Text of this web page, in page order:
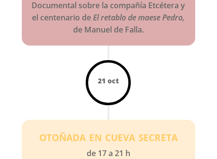
Documental sobre la compañía Etcétera y
el centenario deEl retablo de maese Pedro,
de Manuel de Falla.
21 oct
otoñada en cueva secreta
de 17 a 21 h